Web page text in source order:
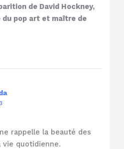
de David Hockney,
pop art et maître de
rappelle la beauté des
quotidienne.